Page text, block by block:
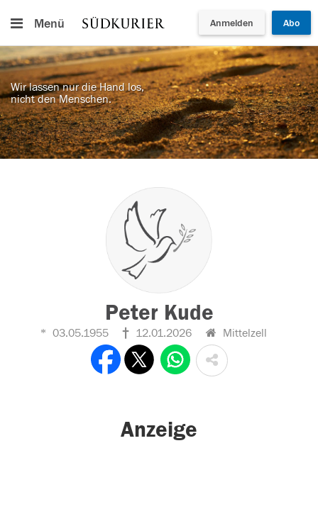
Menü Anmelden Abo
Wir lassen nur die Hand los,
nicht den Menschen.
Peter Kude
03.05.1955 12.01.2026 Mittelzell
Anzeige